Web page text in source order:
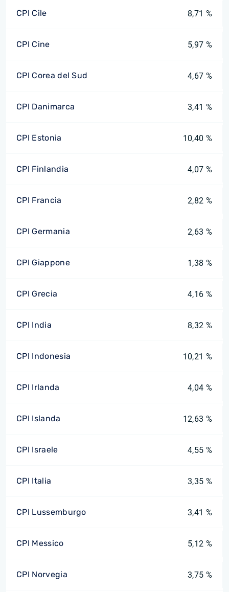
CPI Cile 8,71 %
CPI Cine 5,97 %
CPI Corea del Sud 4,67 %
CPI Danimarca 3,41 %
CPI Estonia 10,40 %
CPI Finlandia 4,07 %
CPI Francia 2,82 %
CPI Germania 2,63 %
CPI Giappone 1,38 %
CPI Grecia 4,16 %
CPI India 8,32 %
CPI Indonesia 10,21 %
CPI Irlanda 4,04 %
CPI Islanda 12,63 %
CPI Israele 4,55 %
CPI Italia 3,35 %
CPI Lussemburgo 3,41 %
CPI Messico 5,12 %
CPI Norvegia 3,75 %